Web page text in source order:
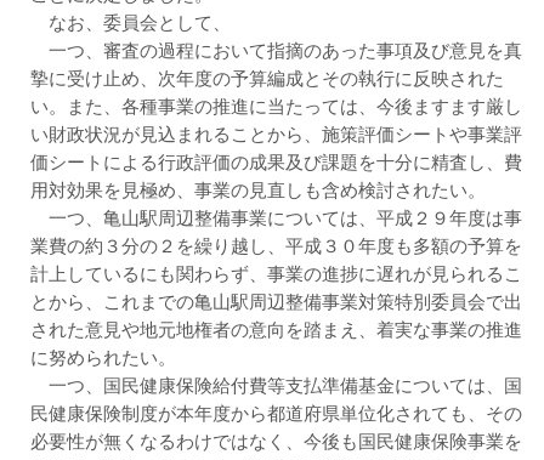
なお、委員会として、
一つ、審査の過程において指摘のあった事項及び意見を真
摯に受け止め、次年度の予算編成とその執行に反映された
い。また、各種事業の推進に当たっては、今後ますます厳し
い財政状況が見込まれることから、施策評価シートや事業評
価シートによる行政評価の成果及び課題を十分に精査し、費
用対効果を見極め、事業の見直しも含め検討されたい。
一つ、亀山駅周辺整備事業については、平成２９年度は事
業費の約３分の２を繰り越し、平成３０年度も多額の予算を
計上しているにも関わらず、事業の進捗に遅れが見られるこ
とから、これまでの亀山駅周辺整備事業対策特別委員会で出
された意見や地元地権者の意向を踏まえ、着実な事業の推進
に努められたい。
一つ、国民健康保険給付費等支払準備基金については、国
民健康保険制度が本年度から都道府県単位化されても、その
必要性が無くなるわけではなく、今後も国民健康保険事業を